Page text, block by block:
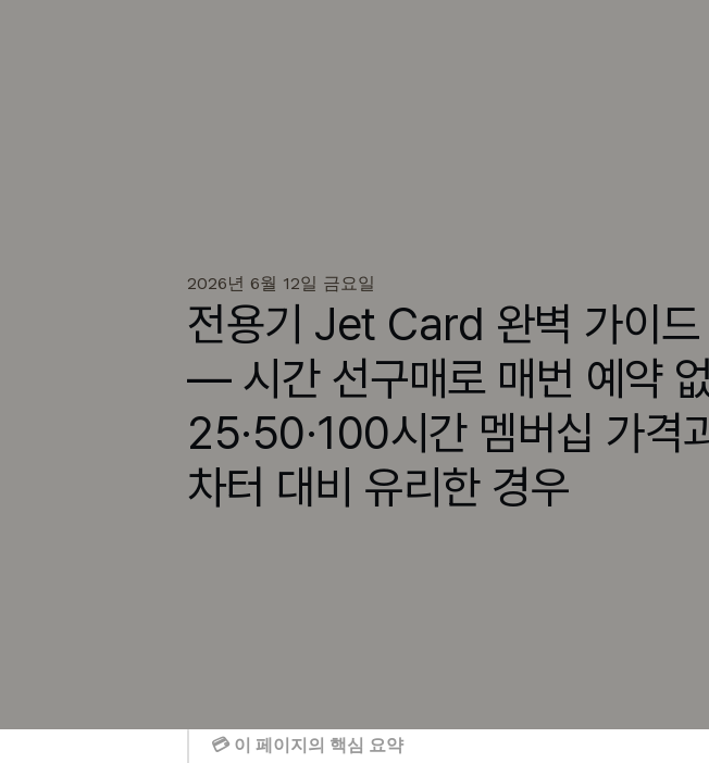
2026년 6월 12일 금요일
전용기 Jet Card 완벽 가이드
— 시간 선구매로 매번 예약
25·50·100시간 멤버십 가격
차터 대비 유리한 경우
💳 이 페이지의 핵심 요약